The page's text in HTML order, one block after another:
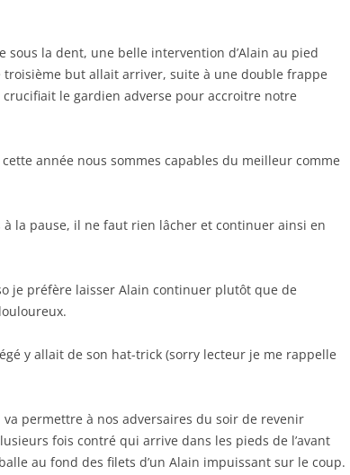
sous la dent, une belle intervention d’Alain au pied
but allait arriver, suite à une double frappe
le gardien adverse pour accroitre notre
année nous sommes capables du meilleur comme
la pause, il ne faut rien lâcher et continuer ainsi en
je préfère laisser Alain continuer plutôt que de
y allait de son hat-trick (sorry lecteur je me rappelle
permettre à nos adversaires du soir de revenir
fois contré qui arrive dans les pieds de l’avant
au fond des filets d’un Alain impuissant sur le coup.